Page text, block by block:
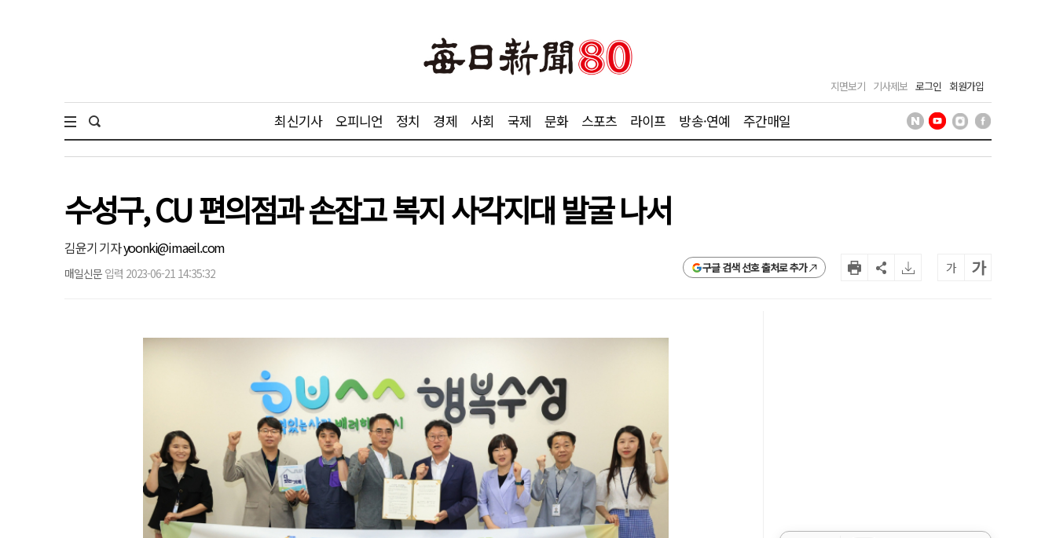
지면보기 기사제보 로그인 회원가입
최신기사 오피니언 정치 경제 사회 국제 문화 스포츠 라이프 방송·연예 주간매일
수성구, CU 편의점과 손잡고 복지 사각지대 발굴 나서
김윤기 기자yoonki@imaeil.com
매일신문 입력 2023-06-21 14:35:32 구글 검색 선호 출처로 추가 가 가